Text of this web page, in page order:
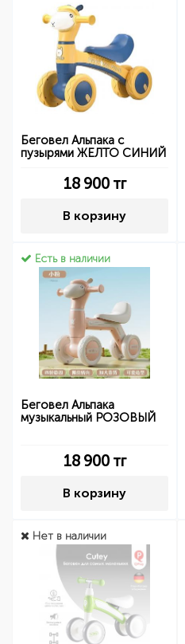
Беговел Альпака с
пузырями ЖЕЛТО СИНИЙ
18 900тг
В корзину
Есть в наличии
Беговел Альпака
музыкальный РОЗОВЫЙ
18 900тг
В корзину
Нет в наличии